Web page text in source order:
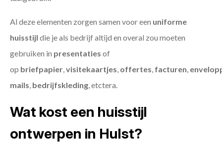
Al deze elementen zorgen samen voor een uniforme
huisstijl die je als bedrijf altijd en overal zou moeten
gebruiken in presentaties of
op briefpapier,visitekaartjes, offertes, facturen,
mails, bedrijfskleding, etctera.
Wat kost een huisstijl
ontwerpen in Hulst?